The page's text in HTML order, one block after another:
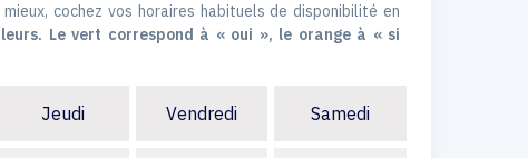
cochez vos horaires habituels de disponibilité en
Le vert correspond à « oui », le orange à « si
Jeudi Vendredi Samedi